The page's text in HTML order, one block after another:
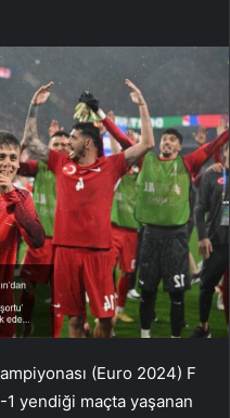
(Euro 2024) F
1 yendiği maçta yaşanan